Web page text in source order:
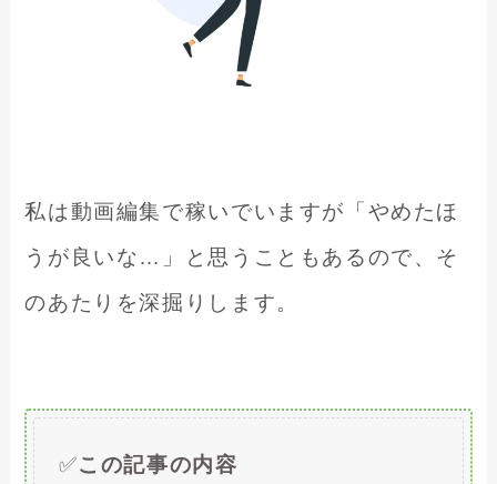
私は動画編集で稼いでいますが「やめたほ
うが良いな…」と思うこともあるので、そ
のあたりを深掘りします。
✅この記事の内容